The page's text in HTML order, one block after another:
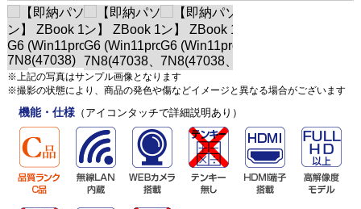
※上記の写真はサンプル画像となります
※撮影の状態により、商品の発色や傷などイメージと異なる場合がございます
機能・仕様（アイコンタッチで詳細説明あり）